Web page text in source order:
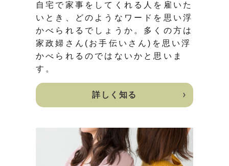
自宅で家事をしてくれる人を雇いた
いとき、どのようなワードを思い浮
かべられるでしょうか。多くの方は
家政婦さん(お手伝いさん)を思い浮
かべられるのではないかと思いま
す。
詳しく知る